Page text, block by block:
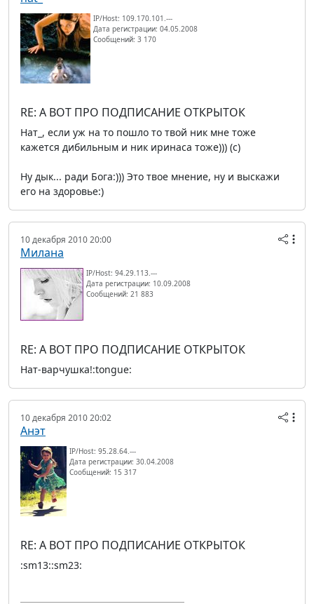
IP/Host: 109.170.101.---
Дата регистрации: 04.05.2008
Сообщений: 3 170
RE: А ВОТ ПРО ПОДПИСАНИЕ ОТКРЫТОК
Нат_, если уж на то пошло то твой ник мне тоже
кажется дибильным и ник иринаса тоже))) (c)
Ну дык... ради Бога:))) Это твое мнение, ну и выскажи
его на здоровье:)
10 декабря 2010 20:00
Милана
IP/Host: 94.29.113.---
Дата регистрации: 10.09.2008
Сообщений: 21 883
RE: А ВОТ ПРО ПОДПИСАНИЕ ОТКРЫТОК
Нат-варчушка!:tongue:
10 декабря 2010 20:02
Анэт
IP/Host: 95.28.64.---
Дата регистрации: 30.04.2008
Сообщений: 15 317
RE: А ВОТ ПРО ПОДПИСАНИЕ ОТКРЫТОК
:sm13::sm23: